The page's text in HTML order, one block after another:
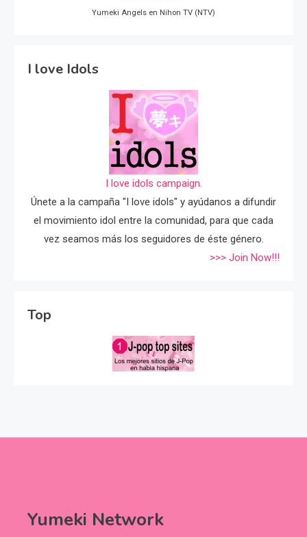
Yumeki Angels en Nihon TV (NTV)
I love Idols
I love idols campaign.
Únete a la campaña "I love idols" y ayúdanos a difundir
el movimiento idol entre la comunidad, para que cada
vez seamos más los seguidores de éste género.
>>> Join Now!!!
Top
Yumeki Network